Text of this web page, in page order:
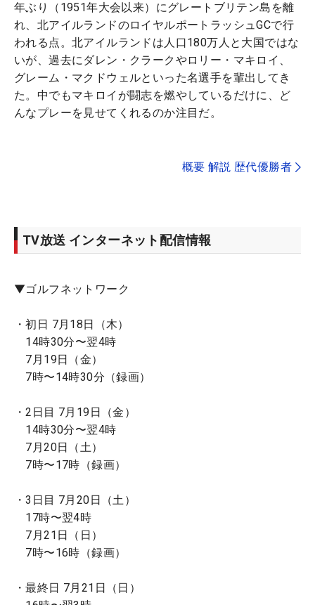
年ぶり（1951年大会以来）にグレートブリテン島を離
れ、北アイルランドのロイヤルポートラッシュGCで行
われる点。北アイルランドは人口180万人と大国ではな
いが、過去にダレン・クラークやロリー・マキロイ、
グレーム・マクドウェルといった名選手を輩出してき
た。中でもマキロイが闘志を燃やしているだけに、ど
んなプレーを見せてくれるのか注目だ。
概要 解説 歴代優勝者
TV放送 インターネット配信情報
▼ゴルフネットワーク
・初日 7月18日（木）
14時30分〜翌4時
7月19日（金）
7時〜14時30分（録画）
・2日目 7月19日（金）
14時30分〜翌4時
7月20日（土）
7時〜17時（録画）
・3日目 7月20日（土）
17時〜翌4時
7月21日（日）
7時〜16時（録画）
・最終日 7月21日（日）